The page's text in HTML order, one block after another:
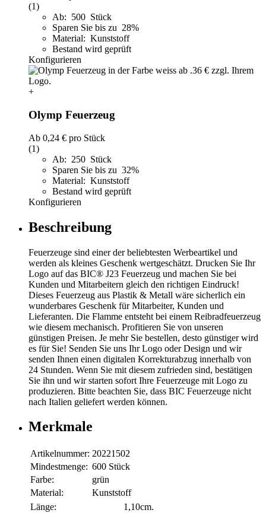
(1)
Ab: 500 Stück
Sparen Sie bis zu 28%
Material: Kunststoff
Bestand wird geprüft
Konfigurieren
+
Olymp Feuerzeug
Ab 0,24 € pro Stück
(1)
Ab: 250 Stück
Sparen Sie bis zu 32%
Material: Kunststoff
Bestand wird geprüft
Konfigurieren
Beschreibung
Feuerzeuge sind einer der beliebtesten Werbeartikel und
werden als kleines Geschenk wertgeschätzt. Drucken Sie Ihr
Logo auf das BIC® J23 Feuerzeug und machen Sie bei
Kunden und Mitarbeitern gleich den richtigen Eindruck!
Dieses Feuerzeug aus Plastik & Metall wäre sicherlich ein
wunderbares Geschenk für Mitarbeiter, Kunden und
Lieferanten. Die Flamme entsteht bei einem Reibradfeuerzeug
wie diesem mechanisch. Profitieren Sie von unseren
günstigen Preisen. Je mehr Sie bestellen, desto günstiger wird
es für Sie! Senden Sie uns Ihr Logo oder Design und wir
senden Ihnen einen digitalen Korrekturabzug innerhalb von
24 Stunden. Wenn Sie mit diesem zufrieden sind, bestätigen
Sie ihn und wir starten sofort Ihre Feuerzeuge mit Logo zu
produzieren. Bitte beachten Sie, dass BIC Feuerzeuge nicht
nach Italien geliefert werden können.
Merkmale
Artikelnummer: 20221502
Mindestmenge: 600 Stück
Farbe:
grün
Material:
Kunststoff
Länge:
1,10cm.